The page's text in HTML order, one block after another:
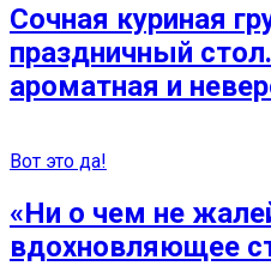
Сочная куриная
праздничный
ароматная и
Вот это да!
«Ни о чем не
вдохновляющее